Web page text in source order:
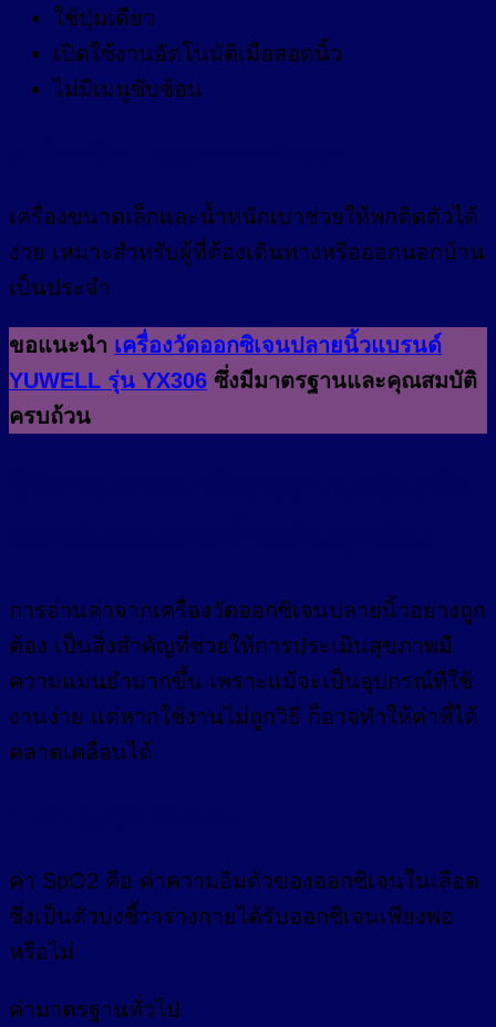
ใช้ปุ่มเดียว
เปิดใช้งานอัตโนมัติเมื่อสอดนิ้ว
ไม่มีเมนูซับซ้อน
เครื่องขนาดเล็กและน้ำหนักเบาช่วยให้พกติดตัวได้
ง่าย เหมาะสำหรับผู้ที่ต้องเดินทางหรือออกนอกบ้าน
เป็นประจำ
ขอแนะนำ เครื่องวัดออกซิเจนปลายนิ้วแบรนด์
YUWELL รุ่น YX306 ซึ่งมีมาตรฐานและคุณสมบัติ
ครบถ้วน
การอ่านค่าจากเครื่องวัดออกซิเจนปลายนิ้วอย่างถูก
ต้อง เป็นสิ่งสำคัญที่ช่วยให้การประเมินสุขภาพมี
ความแม่นยำมากขึ้น เพราะแม้จะเป็นอุปกรณ์ที่ใช้
งานง่าย แต่หากใช้งานไม่ถูกวิธี ก็อาจทำให้ค่าที่ได้
คลาดเคลื่อนได้
ค่า SpO2 คือ ค่าความอิ่มตัวของออกซิเจนในเลือด
ซึ่งเป็นตัวบ่งชี้ว่าร่างกายได้รับออกซิเจนเพียงพอ
หรือไม่
ค่ามาตรฐานทั่วไป